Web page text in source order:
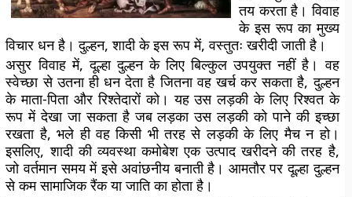
तय करता है। विवाह
के इस रूप का मुख्य
विचार धन है। दुल्हन, शादी के इस रूप में, वस्तुतः खरीदी जाती है।
असुर विवाह में, दूल्हा दुल्हन के लिए बिल्कुल उपयुक्त नहीं है। वह
स्वेच्छा से उतना ही धन देता है जितना वह खर्च कर सकता है, दुल्हन
के माता-पिता और रिश्तेदारों को। यह उस लड़की के लिए रिश्वत के
रूप में देखा जा सकता है जब लड़का उस लड़की को पाने की इच्छा
रखता है, भले ही वह किसी भी तरह से लड़की के लिए मैच न हो।
इसलिए, शादी की व्यवस्था कमोबेश एक उत्पाद खरीदने की तरह है,
जो वर्तमान समय में इसे अवांछनीय बनाती है। आमतौर पर दूल्हा दुल्हन
से कम सामाजिक रैंक या जाति का होता है।